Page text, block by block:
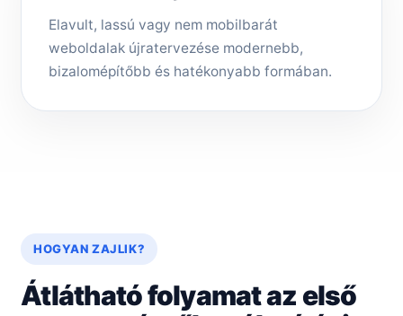
Elavult, lassú vagy nem mobilbarát
weboldalak újratervezése modernebb,
bizalomépítőbb és hatékonyabb formában.
HOGYAN ZAJLIK?
Átlátható folyamat az első